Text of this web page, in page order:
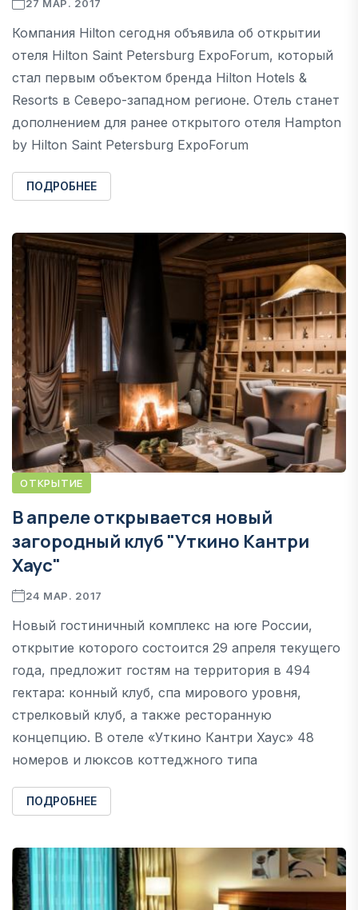
27 МАР. 2017
Компания Hilton сегодня объявила об открытии
отеля Hilton Saint Petersburg ExpoForum, который
стал первым объектом бренда Hilton Hotels &
Resorts в Северо-западном регионе. Отель станет
дополнением для ранее открытого отеля Hampton
by Hilton Saint Petersburg ExpoForum
ПОДРОБНЕЕ
ОТКРЫТИЕ
В апреле открывается новый
загородный клуб "Уткино Кантри
Хауc"
24 МАР. 2017
Новый гостиничный комплекс на юге России,
открытие которого состоится 29 апреля текущего
года, предложит гостям на территория в 494
гектара: конный клуб, спа мирового уровня,
стрелковый клуб, а также ресторанную
концепцию. В отеле «Уткино Кантри Хаус» 48
номеров и люксов коттеджного типа
ПОДРОБНЕЕ